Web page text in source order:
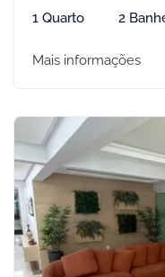
1 Quarto 2
Mais informações